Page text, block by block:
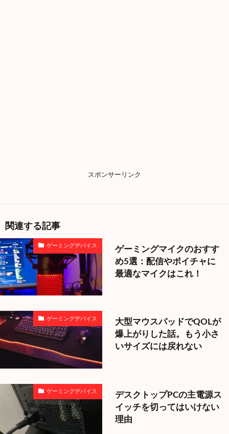
スポンサーリンク
関連する記事
ゲーミングデバイス
ゲーミングマイクのおすす
め5選：配信やボイチャに
最適なマイクはこれ！
ゲーミングデバイス
大型マウスパッドでQOLが
爆上がりした話。もう小さ
いサイズには戻れない
ゲーミングデバイス
デスクトップPCの主電源ス
イッチを切ってはいけない
理由